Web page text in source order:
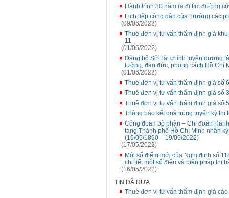
Hành trình 30 năm ra đi tìm đường
Lịch tiếp công dân của Trưởng các
(09/06/2022)
Thuê đơn vị tư vấn thẩm định giá
11
(01/06/2022)
Đảng bộ Sở Tài chính tuyên dương
tưởng, đạo đức, phong cách Hồ Chí
(01/06/2022)
Thuê đơn vị tư vấn thẩm định giá số
Thuê đơn vị tư vấn thẩm định giá số
Thuê đơn vị tư vấn thẩm định giá số
Thông báo kết quả trúng tuyển kỳ thi
Công đoàn bộ phận – Chi đoàn
tàng Thành phố Hồ Chí Minh nhân
(19/05/1890 – 19/05/2022)
(17/05/2022)
Một số điểm mới của Nghị định số
chi tiết một số điều và biện pháp thi
(16/05/2022)
TIN ĐÃ ĐƯA
Thuê đơn vị tư vấn thẩm định giá